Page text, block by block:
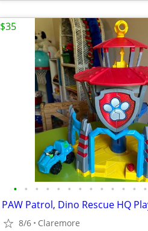
• • • • • • • • • • • • •
8/6 Claremore
$35